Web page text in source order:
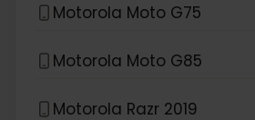
Motorola Moto G75
Motorola Moto G85
Motorola Razr 2019